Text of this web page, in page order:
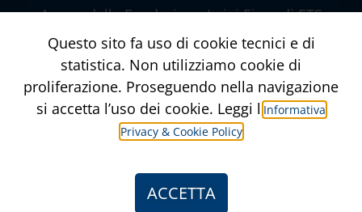
A cura dellaFondazione Luigi Einaudi ETS
Via della Conciliazione, 10 – Roma
www.fondazioneluigieinaudi.it
Contatti
Crediti
Informativa Privacy & Privacy Policy